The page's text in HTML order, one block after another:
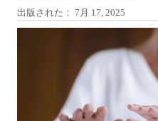
者
投
稿
出版された： 7月 17, 2025